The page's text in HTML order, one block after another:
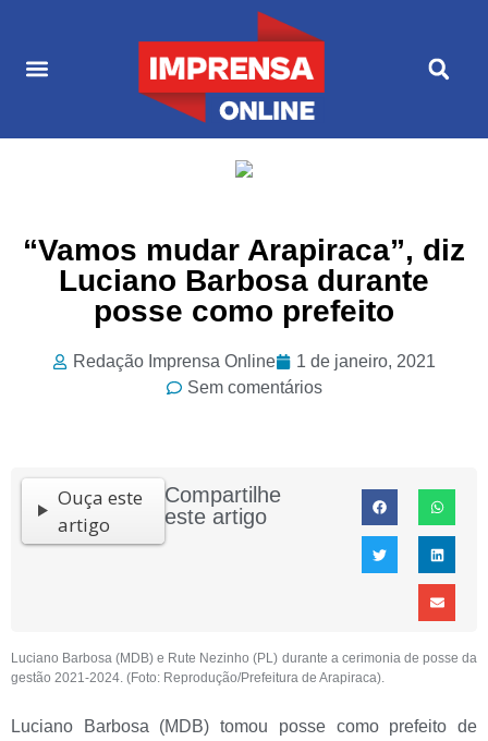
“Vamos mudar Arapiraca”, diz
Luciano Barbosa durante
posse como prefeito
Redação Imprensa Online
1 de janeiro, 2021
Sem comentários
Ouça este
artigo
Compartilhe
este artigo
Luciano Barbosa (MDB) e Rute Nezinho (PL) durante a cerimonia de posse da
gestão 2021-2024. (Foto: Reprodução/Prefeitura de Arapiraca).
Luciano Barbosa (MDB) tomou posse como prefeito de